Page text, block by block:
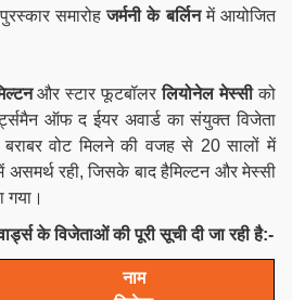
समारोहजर्मनी के बर्लिनमें आयोजित
और स्टार फूटबॉलरलियोनेल मेस्सीको
ऑफ द ईयर अवार्ड का संयुक्त विजेता
बराबर वोट मिलने की वजह से 20 सालों में
रही, जिसके बाद हैमिल्टन और मेस्सी
गया।
के विजेताओं की पूरी सूची दी जा रही है:-
नाम